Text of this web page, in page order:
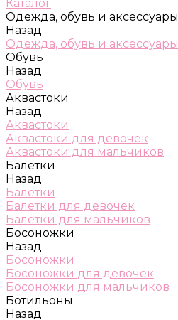
Каталог
Одежда, обувь и аксессуары
Назад
Одежда, обувь и аксессуары
Обувь
Назад
Обувь
Аквастоки
Назад
Аквастоки
Аквастоки для девочек
Аквастоки для мальчиков
Балетки
Назад
Балетки
Балетки для девочек
Балетки для мальчиков
Босоножки
Назад
Босоножки
Босоножки для девочек
Босоножки для мальчиков
Ботильоны
Назад